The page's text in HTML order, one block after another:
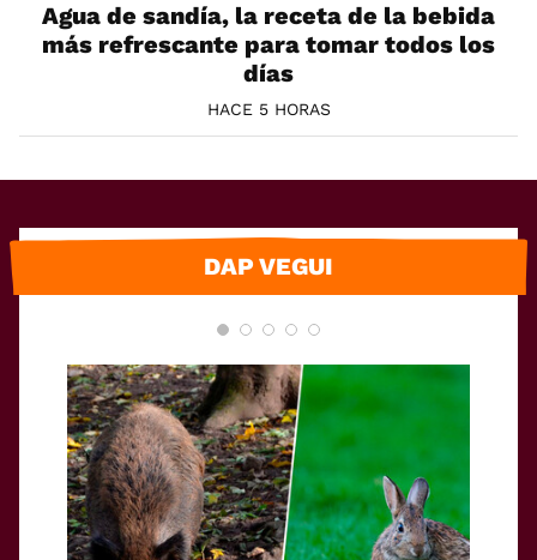
Agua de sandía, la receta de la bebida
más refrescante para tomar todos los
días
HACE 5 HORAS
DAP VEGUI